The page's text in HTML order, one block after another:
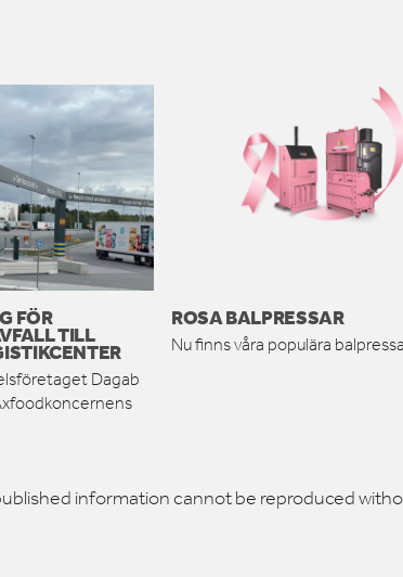
FÖR
TILL
Dagab
ROSA BALPRESSAR
Nu finns våra populära
information cannot be reproduced